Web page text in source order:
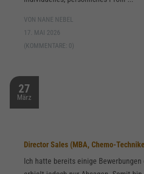
VON NANE NEBEL
17. MAI 2026
(KOMMENTARE: 0)
27
März
Director Sales (MBA, Chemo-
Ich hatte bereits einige Bewerbungen